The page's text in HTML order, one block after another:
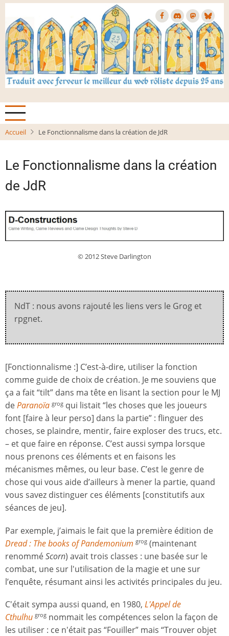
Aller
contenu
principal
Accueil Le Fonctionnalisme dans la création de JdR
Le Fonctionnalisme dans la création
de JdR
© 2012 Steve Darlington
NdT : nous avons rajouté les liens vers le Grog et
rpgnet.
[Fonctionnalisme :] C’est-à-dire, utiliser la fonction
comme guide de choix de création. Je me souviens que
ça a fait “tilt” dans ma tête en lisant la section pour le MJ
deParanoïa grog qui listait “les choses que les joueurs
font [faire à leur perso] dans la partie” : flinguer des
choses, se plaindre, mentir, faire exploser des trucs, etc.
– et que faire en réponse. C’est aussi sympa lorsque
nous prenons ces éléments et en faisons les
mécanismes mêmes, ou leur base. C’est le genre de
chose qui vous aide d’ailleurs à mener la partie, quand
vous savez distinguer ces éléments [constitutifs aux
séances de jeu].
Par exemple, j’aimais le fait que la première édition de
Dread : The books of Pandemonium grog (maintenant
renomméScorn) avait trois classes : une basée sur le
combat, une sur l'utilisation de la magie et une sur
l’enquête, résumant ainsi les activités principales du jeu.
C'était sympa aussi quand, en 1980, L'Appel de
Cthulhu grog nommait les compétences selon la façon de
les utiliser : ce n'était pas “Fouiller” mais “Trouver objet